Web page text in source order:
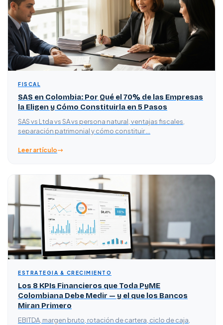
FISCAL
SAS en Colombia: Por Qué el 70% de las Empresas
la Eligen y Cómo Constituirla en 5 Pasos
SAS vs Ltda vs SA vs persona natural, ventajas fiscales,
separación patrimonial y cómo constituir …
Leer artículo
ESTRATEGIA & CRECIMIENTO
Los 8 KPIs Financieros que Toda PyME
Colombiana Debe Medir — y el que los Bancos
Miran Primero
EBITDA, margen bruto, rotación de cartera, ciclo de caja,